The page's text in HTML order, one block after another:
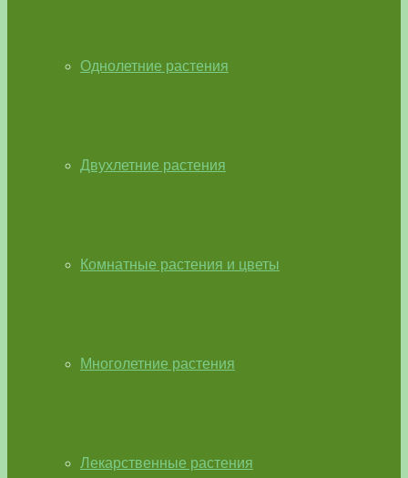
Однолетние растения
Двухлетние растения
Комнатные растения и цветы
Многолетние растения
Лекарственные растения